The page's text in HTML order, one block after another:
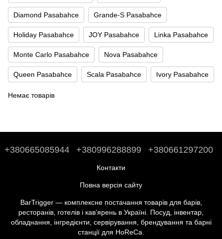
Diamond Pasabahce Grande-S Pasabahce
Holiday Pasabahce JOY Pasabahce Linka Pasabahce
Monte Carlo Pasabahce Nova Pasabahce
Queen Pasabahce Scala Pasabahce Ivory Pasabahce
Немає товарів
+380665085944 +380996288899 +380661297200
Контакти
Повна версія сайту
BarTrigger — комплексне постачання товарів для барів,
ресторанів, готелів і кав’ярень в Україні. Посуд, інвентар,
обладнання, інгредієнти, сервірування, брендування та барні
станції для HoReCa.